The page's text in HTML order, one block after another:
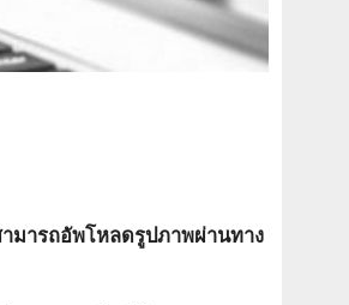
ามารถอัพโหลดรูปภาพผ่านทาง